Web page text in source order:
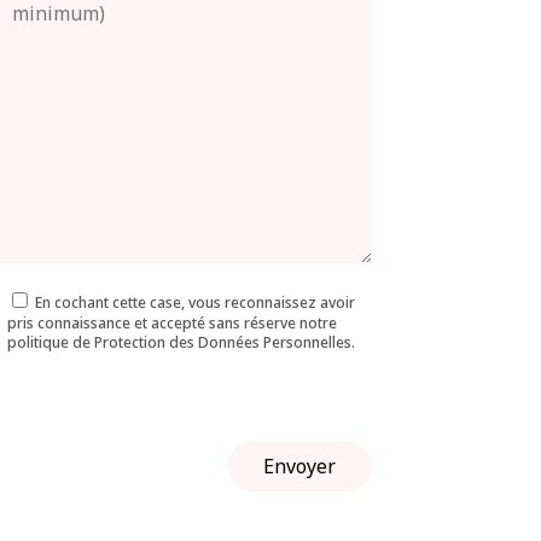
En cochant cette case, vous reconnaissez avoir
pris connaissance et accepté sans réserve notre
politique de Protection des Données Personnelles.